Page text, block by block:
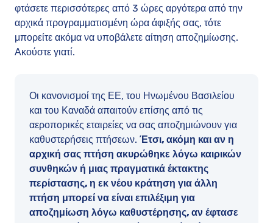
φτάσετε περισσότερες από 3 ώρες αργότερα από την
αρχικά προγραμματισμένη ώρα άφιξής σας, τότε
μπορείτε ακόμα να υποβάλετε αίτηση αποζημίωσης.
Ακούστε γιατί.
Οι κανονισμοί της ΕΕ, του Ηνωμένου Βασιλείου
και του Καναδά απαιτούν επίσης από τις
αεροπορικές εταιρείες να σας αποζημιώνουν για
καθυστερήσεις πτήσεων. Έτσι, ακόμη και αν η
αρχική σας πτήση ακυρώθηκε λόγω καιρικών
συνθηκών ή μιας πραγματικά έκτακτης
περίστασης, η εκ νέου κράτηση για άλλη
πτήση μπορεί να είναι επιλέξιμη για
αποζημίωση λόγω καθυστέρησης, αν έφτασε